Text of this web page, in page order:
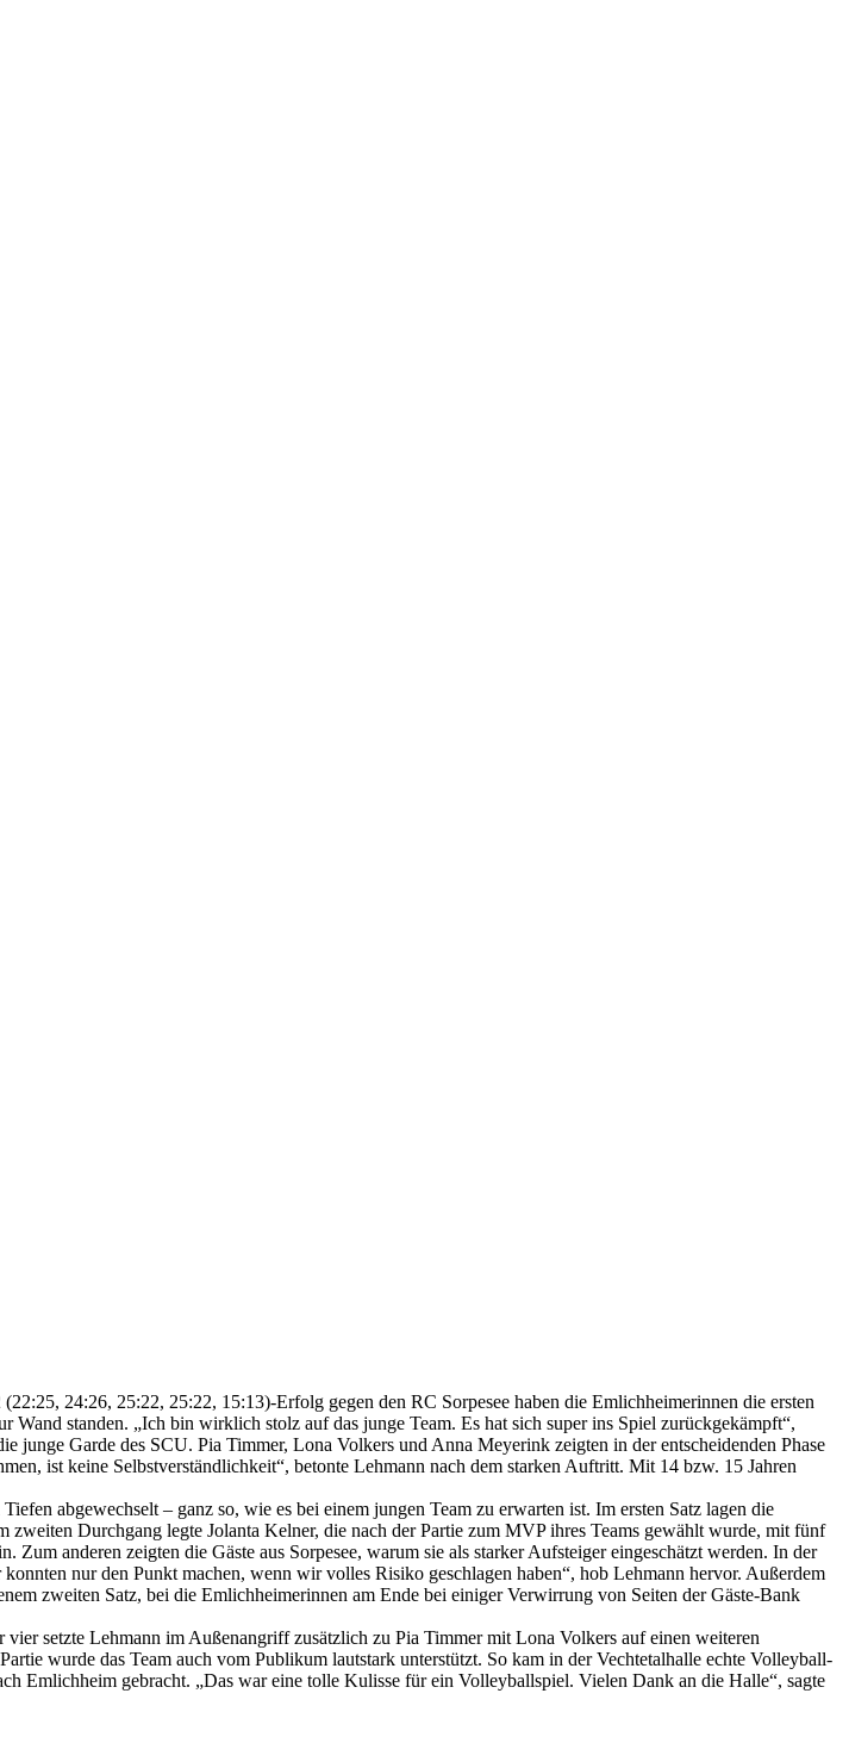
24:26, 25:22, 25:22, 15:13)-Erfolg gegen den RC Sorpesee haben die Emlichheimerinnen die ersten
standen. „Ich bin wirklich stolz auf das junge Team. Es hat sich super ins Spiel zurückgekämpft“,
Garde des SCU. Pia Timmer, Lona Volkers und Anna Meyerink zeigten in der entscheidenden Phase
ist keine Selbstverständlichkeit“, betonte Lehmann nach dem starken Auftritt. Mit 14 bzw. 15 Jahren
abgewechselt – ganz so, wie es bei einem jungen Team zu erwarten ist. Im ersten Satz lagen die
Durchgang legte Jolanta Kelner, die nach der Partie zum MVP ihres Teams gewählt wurde, mit fünf
anderen zeigten die Gäste aus Sorpesee, warum sie als starker Aufsteiger eingeschätzt werden. In der
nur den Punkt machen, wenn wir volles Risiko geschlagen haben“, hob Lehmann hervor. Außerdem
zweiten Satz, bei die Emlichheimerinnen am Ende bei einiger Verwirrung von Seiten der Gäste-Bank
setzte Lehmann im Außenangriff zusätzlich zu Pia Timmer mit Lona Volkers auf einen weiteren
wurde das Team auch vom Publikum lautstark unterstützt. So kam in der Vechtetalhalle echte Volleyball-
Emlichheim gebracht. „Das war eine tolle Kulisse für ein Volleyballspiel. Vielen Dank an die Halle“, sagte